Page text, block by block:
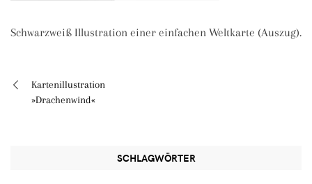
Schwarzweiß Illustration einer einfachen Weltkarte (Auszug).
Beitragsnavigation
Kartenillustration
»Drachenwind«
SCHLAGWÖRTER